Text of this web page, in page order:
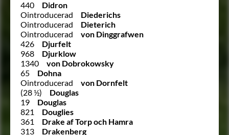
440
Didron
Ointroducerad
Diederichs
Ointroducerad
Dieterich
Ointroducerad
von Dinggrafwen
426
Djurfelt
968
Djurklow
1340
von Dobrokowsky
65
Dohna
Ointroducerad
von Dornfelt
(28 ½)
Douglas
19
Douglas
821
Douglies
361
Drake af Torp och Hamra
313
Drakenberg